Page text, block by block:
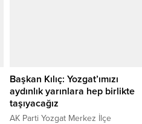
Başkan Kılıç: Yozgat’ımızı
aydınlık yarınlara hep birlikte
taşıyacağız
AK Parti Yozgat Merkez İlçe